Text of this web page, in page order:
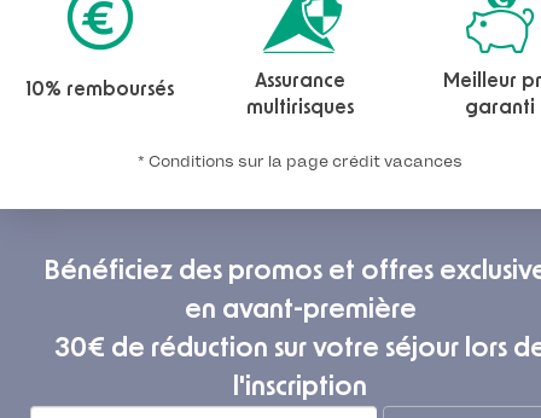
10% remboursés
Assurance
multirisques
Meilleur
garanti
* Conditions sur la page crédit vacances
Bénéficiez des promos et offres
en avant-première
30€ de réduction sur votre séjour lors
l'inscription